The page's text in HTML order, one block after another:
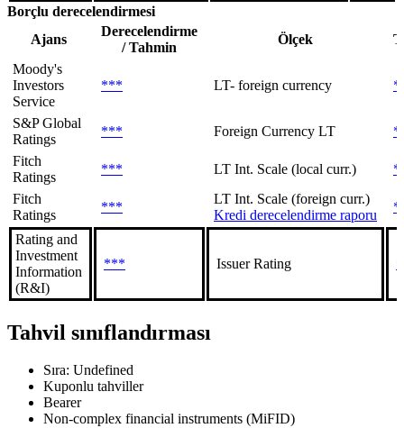
Borçlu derecelendirmesi
Ajans
Derecelendirme
/ Tahmin
Ölçek
Moody's
Investors
Service
*** LT- foreign currency
S&P Global
Ratings
*** Foreign Currency LT
Fitch
Ratings
*** LT Int. Scale (local curr.)
Fitch
Ratings
***
LT Int. Scale (foreign curr.)
Kredi derecelendirme raporu
Rating and
Investment
Information
(R&I)
*** Issuer Rating
Tahvil sınıflandırması
Sıra: Undefined
Kuponlu tahviller
Bearer
Non-complex financial instruments (MiFID)